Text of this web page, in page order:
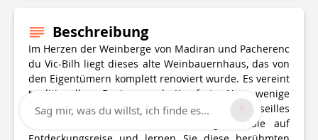
Beschreibung
Im Herzen der Weinberge von Madiran und Pacherenc
du Vic-Bilh liegt dieses alte Weinbauernhaus, das von
den Eigentümern komplett renoviert wurde. Es vereint
traditionelles Design und Komfort. Nur wenige
Kilometer von der Genossenschaftskellerei Crouseilles
und dem Dorf Madiran entfernt, gehen Sie auf
Sag mir, was du willst, ich finde es...